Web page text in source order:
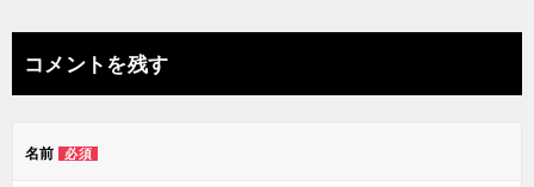
ナ
ビ
ー
コメントを残す
名前 必須